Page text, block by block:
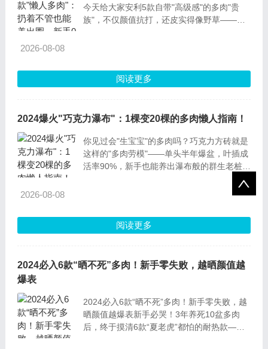
今天给大家安利5款自带"高级感"的多肉"贵
族"，不仅颜值抗打，还皮实得像野草——半
皮月界：裹着"羊皮袄"的沙漠贵族
2026-08-08
阅读更多
2024爆火"巧克力瀑布"：1棵变20棵的多肉懒人指南！
你见过会"生宝宝"的多肉吗？巧克力方砖就是
这样的"多肉劳模"——单头半年爆盆，叶插成
活率90%，新手也能养出瀑布般的群生老桩。
这颗披着巧克力外衣的景天科小可爱，用"皮
流。
2026-08-08
阅读更多
2024必入6款“晒不死”多肉！新手零失败，越晒颜值越
爆表
2024必入6款“晒不死”多肉！新手零失败，越
晒颜值越爆表新手必哭！3年养死10盆多肉
后，终于摸清6款“夏老虎”都怕的耐热款——